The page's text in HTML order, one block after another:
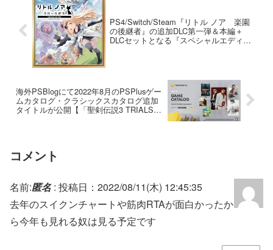
PS4/Switch/Steam『リトル ノア 楽園
の後継者』の追加DLC第一弾＆本編＋
DLCセットとなる『スペシャルエディシ
海外PSBlogにて2022年8月のPSPlusゲー
ムカタログ・クラシックスカタログ追加
タイトルが公開【「聖剣伝説3 TRIALS of
コメント
名前:匿名: 投稿日：2022/08/11(木) 12:45:35
去年のスイクンチャートや筋肉RTAが面白かったか
ら今年も見れる奴は見る予定です